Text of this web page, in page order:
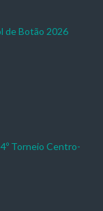
de Botão 2026
Torneio Centro-